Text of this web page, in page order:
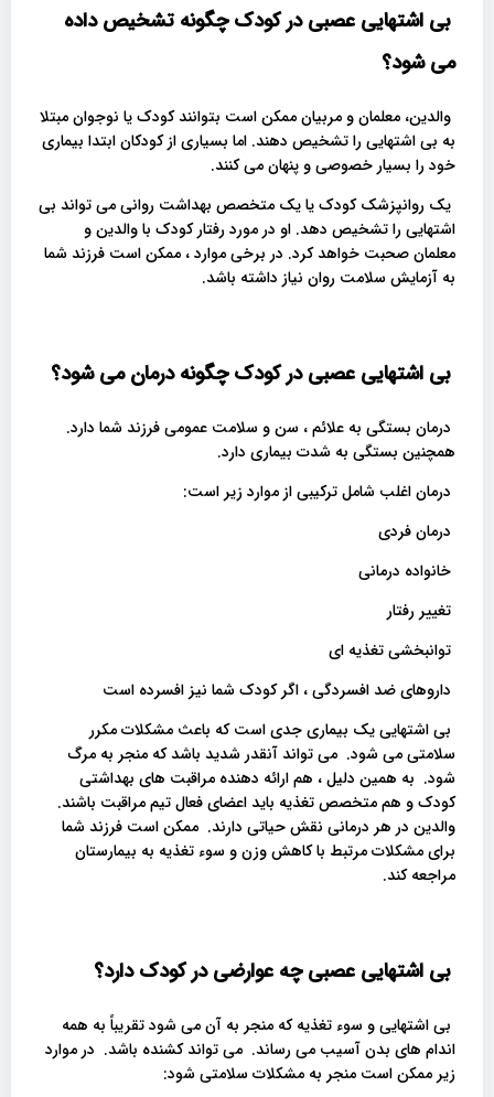
بی اشتهایی عصبی در کودک چگونه تشخیص داده
می شود؟
والدین، ​​معلمان و مربیان ممکن است بتوانند کودک یا نوجوان مبتلا
به بی اشتهایی را تشخیص دهند. اما بسیاری از کودکان ابتدا بیماری
خود را بسیار خصوصی و پنهان می کنند.
یک روانپزشک کودک یا یک متخصص بهداشت روانی می تواند بی
اشتهایی را تشخیص دهد. او در مورد رفتار کودک با والدین و
معلمان صحبت خواهد کرد. در برخی موارد ، ممکن است فرزند شما
به آزمایش سلامت روان نیاز داشته باشد.
بی اشتهایی عصبی در کودک چگونه درمان می شود؟
درمان بستگی به علائم ، سن و سلامت عمومی فرزند شما دارد.
همچنین بستگی به شدت بیماری دارد.
درمان اغلب شامل ترکیبی از موارد زیر است:
درمان فردی
خانواده درمانی
تغییر رفتار
توانبخشی تغذیه ای
داروهای ضد افسردگی ، اگر کودک شما نیز افسرده است
بی اشتهایی یک بیماری جدی است که باعث مشکلات مکرر
سلامتی می شود. می تواند آنقدر شدید باشد که منجر به مرگ
شود. به همین دلیل ، هم ارائه دهنده مراقبت های بهداشتی
کودک و هم متخصص تغذیه باید اعضای فعال تیم مراقبت باشند.
والدین در هر درمانی نقش حیاتی دارند. ممکن است فرزند شما
برای مشکلات مرتبط با کاهش وزن و سوء تغذیه به بیمارستان
مراجعه کند.
بی اشتهایی عصبی چه عوارضی در کودک دارد؟
بی اشتهایی و سوء تغذیه که منجر به آن می شود تقریباً به همه
اندام های بدن آسیب می رساند. می تواند کشنده باشد. در موارد
زیر ممکن است منجر به مشکلات سلامتی شود: